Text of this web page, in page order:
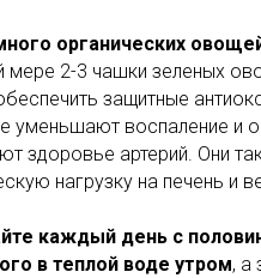
органических
мере 2-3 чашки зеленых
защитные
уменьшают воспаление и
здоровье артерий. Они
нагрузку на печень и
каждый день с
в теплой воде утром, а